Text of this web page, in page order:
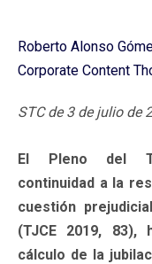
Roberto Alonso
Corporate Content
STC de 3 de julio de
El Pleno del
continuidad a la
cuestión
(TJCE 2019, 83),
cálculo de la